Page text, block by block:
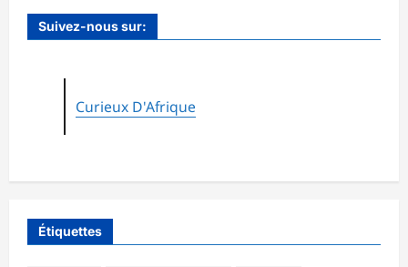
Suivez-nous sur:
Curieux D'Afrique
Étiquettes